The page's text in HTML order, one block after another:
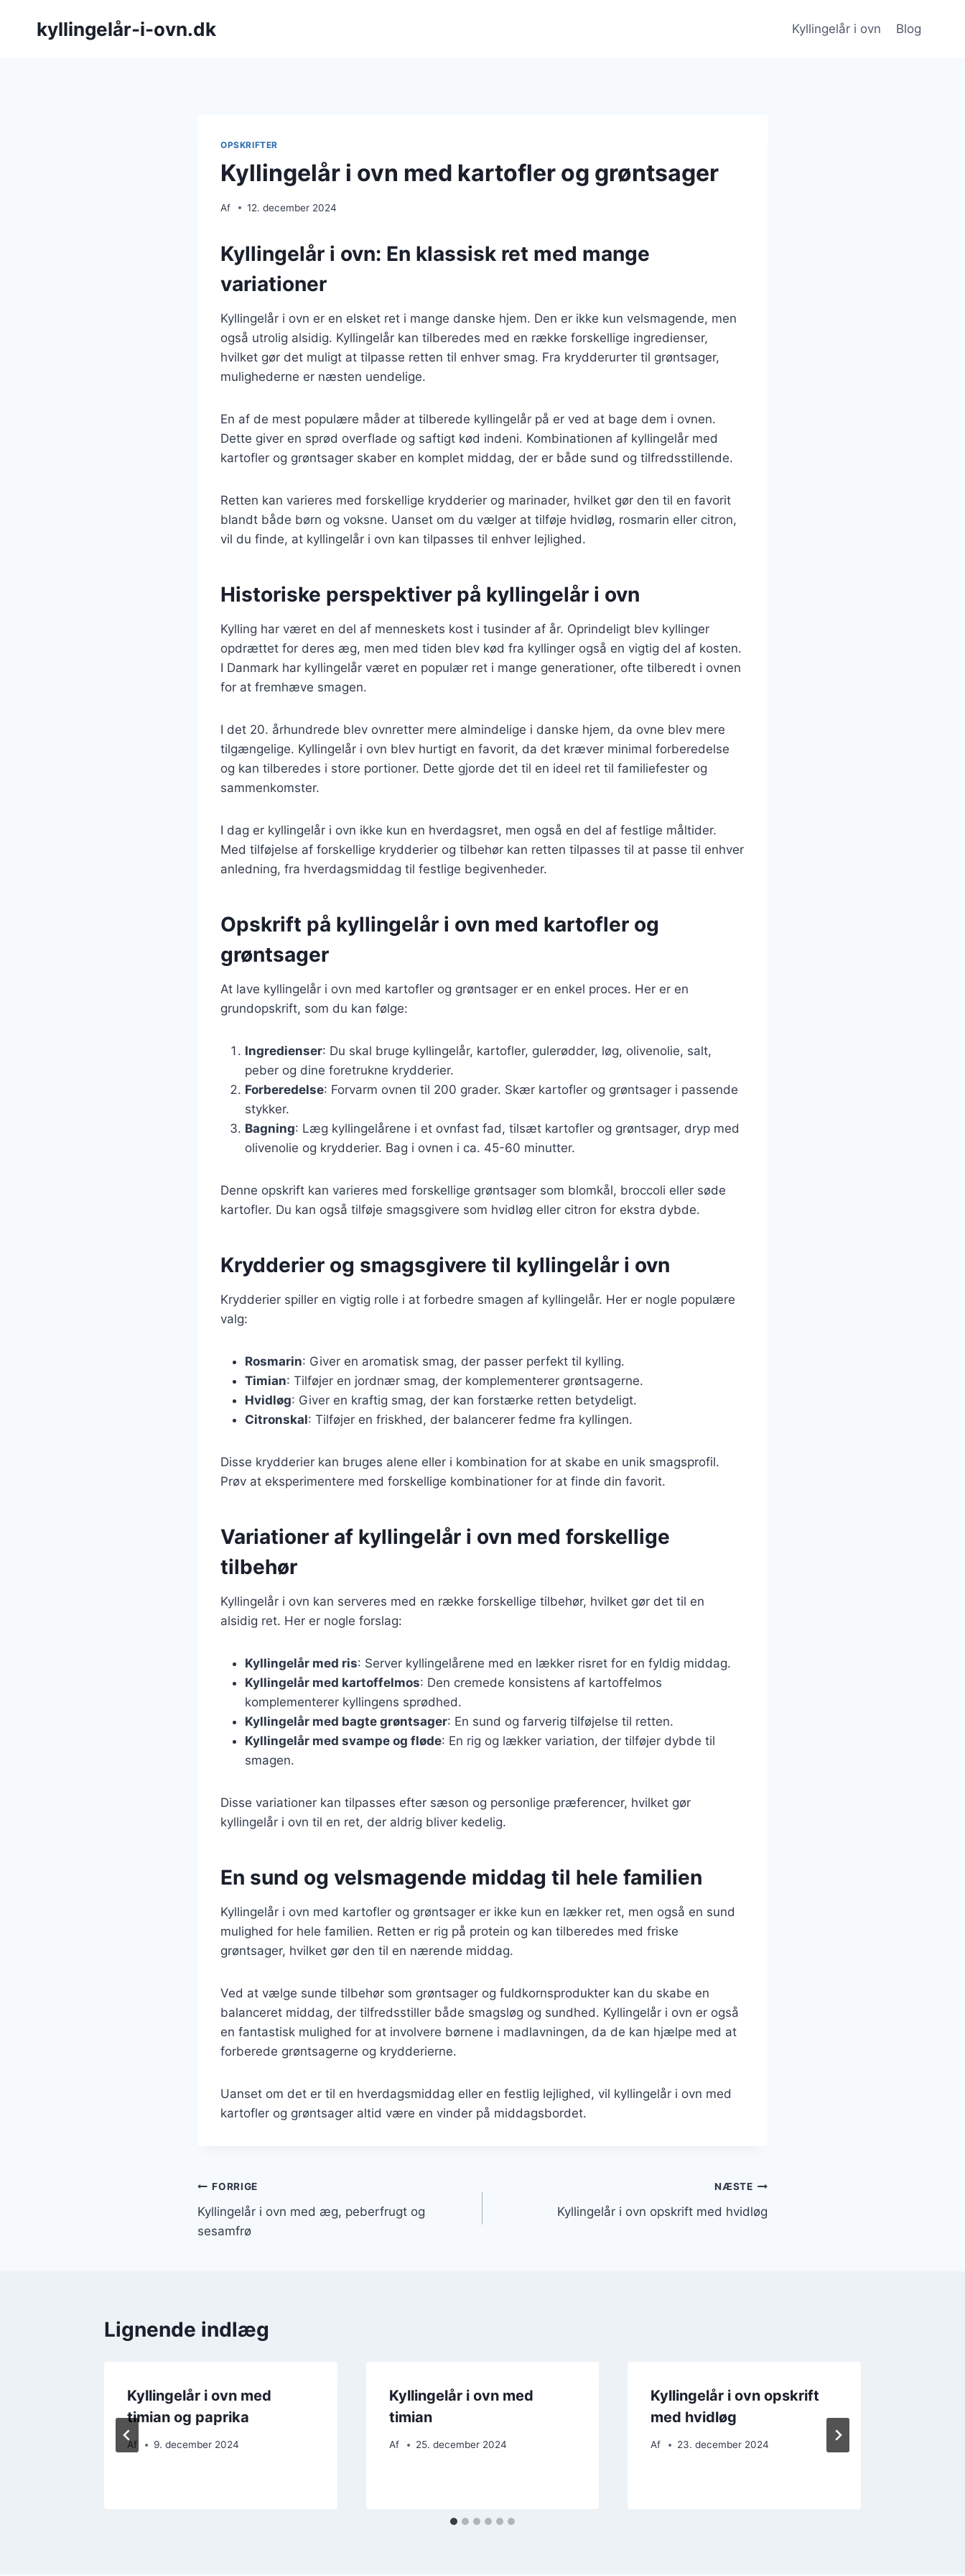
kyllingelår-i-ovn.dk Kyllingelår i ovn Blog
OPSKRIFTER
Kyllingelår i ovn med kartofler og grøntsager
Af 12. december 2024
Kyllingelår i ovn: En klassisk ret med mange
variationer
Kyllingelår i ovn er en elsket ret i mange danske hjem. Den er ikke kun velsmagende, men
også utrolig alsidig. Kyllingelår kan tilberedes med en række forskellige ingredienser,
hvilket gør det muligt at tilpasse retten til enhver smag. Fra krydderurter til grøntsager,
mulighederne er næsten uendelige.
En af de mest populære måder at tilberede kyllingelår på er ved at bage dem i ovnen.
Dette giver en sprød overflade og saftigt kød indeni. Kombinationen af kyllingelår med
kartofler og grøntsager skaber en komplet middag, der er både sund og tilfredsstillende.
Retten kan varieres med forskellige krydderier og marinader, hvilket gør den til en favorit
blandt både børn og voksne. Uanset om du vælger at tilføje hvidløg, rosmarin eller citron,
vil du finde, at kyllingelår i ovn kan tilpasses til enhver lejlighed.
Historiske perspektiver på kyllingelår i ovn
Kylling har været en del af menneskets kost i tusinder af år. Oprindeligt blev kyllinger
opdrættet for deres æg, men med tiden blev kød fra kyllinger også en vigtig del af kosten.
I Danmark har kyllingelår været en populær ret i mange generationer, ofte tilberedt i ovnen
for at fremhæve smagen.
I det 20. århundrede blev ovnretter mere almindelige i danske hjem, da ovne blev mere
tilgængelige. Kyllingelår i ovn blev hurtigt en favorit, da det kræver minimal forberedelse
og kan tilberedes i store portioner. Dette gjorde det til en ideel ret til familiefester og
sammenkomster.
I dag er kyllingelår i ovn ikke kun en hverdagsret, men også en del af festlige måltider.
Med tilføjelse af forskellige krydderier og tilbehør kan retten tilpasses til at passe til enhver
anledning, fra hverdagsmiddag til festlige begivenheder.
Opskrift på kyllingelår i ovn med kartofler og
grøntsager
At lave kyllingelår i ovn med kartofler og grøntsager er en enkel proces. Her er en
grundopskrift, som du kan følge:
Ingredienser: Du skal bruge kyllingelår, kartofler, gulerødder, løg, olivenolie, salt,
peber og dine foretrukne krydderier.
Forberedelse: Forvarm ovnen til 200 grader. Skær kartofler og grøntsager i passende
stykker.
Bagning: Læg kyllingelårene i et ovnfast fad, tilsæt kartofler og grøntsager, dryp med
olivenolie og krydderier. Bag i ovnen i ca. 45-60 minutter.
Denne opskrift kan varieres med forskellige grøntsager som blomkål, broccoli eller søde
kartofler. Du kan også tilføje smagsgivere som hvidløg eller citron for ekstra dybde.
Krydderier og smagsgivere til kyllingelår i ovn
Krydderier spiller en vigtig rolle i at forbedre smagen af kyllingelår. Her er nogle populære
valg:
Rosmarin: Giver en aromatisk smag, der passer perfekt til kylling.
Timian: Tilføjer en jordnær smag, der komplementerer grøntsagerne.
Hvidløg: Giver en kraftig smag, der kan forstærke retten betydeligt.
Citronskal: Tilføjer en friskhed, der balancerer fedme fra kyllingen.
Disse krydderier kan bruges alene eller i kombination for at skabe en unik smagsprofil.
Prøv at eksperimentere med forskellige kombinationer for at finde din favorit.
Variationer af kyllingelår i ovn med forskellige
tilbehør
Kyllingelår i ovn kan serveres med en række forskellige tilbehør, hvilket gør det til en
alsidig ret. Her er nogle forslag:
Kyllingelår med ris: Server kyllingelårene med en lækker risret for en fyldig middag.
Kyllingelår med kartoffelmos: Den cremede konsistens af kartoffelmos
komplementerer kyllingens sprødhed.
Kyllingelår med bagte grøntsager: En sund og farverig tilføjelse til retten.
Kyllingelår med svampe og fløde: En rig og lækker variation, der tilføjer dybde til
smagen.
Disse variationer kan tilpasses efter sæson og personlige præferencer, hvilket gør
kyllingelår i ovn til en ret, der aldrig bliver kedelig.
En sund og velsmagende middag til hele familien
Kyllingelår i ovn med kartofler og grøntsager er ikke kun en lækker ret, men også en sund
mulighed for hele familien. Retten er rig på protein og kan tilberedes med friske
grøntsager, hvilket gør den til en nærende middag.
Ved at vælge sunde tilbehør som grøntsager og fuldkornsprodukter kan du skabe en
balanceret middag, der tilfredsstiller både smagsløg og sundhed. Kyllingelår i ovn er også
en fantastisk mulighed for at involvere børnene i madlavningen, da de kan hjælpe med at
forberede grøntsagerne og krydderierne.
Uanset om det er til en hverdagsmiddag eller en festlig lejlighed, vil kyllingelår i ovn med
kartofler og grøntsager altid være en vinder på middagsbordet.
Indlægsnavigation
FORRIGE
Kyllingelår i ovn med æg, peberfrugt og
sesamfrø
NÆSTE
Kyllingelår i ovn opskrift med hvidløg
Lignende indlæg
Kyllingelår i ovn med
timian og paprika
Af 9. december 2024
Kyllingelår i ovn med
timian
Af 25. december 2024
Kyllingelår i ovn opskrift
med hvidløg
Af 23. december 2024